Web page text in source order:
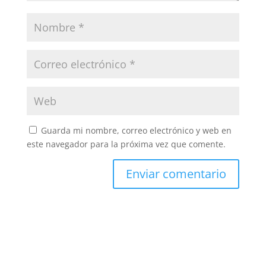
Guarda mi nombre, correo electrónico y web en
este navegador para la próxima vez que comente.